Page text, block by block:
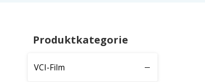
Produktkategorie
VCI-Film